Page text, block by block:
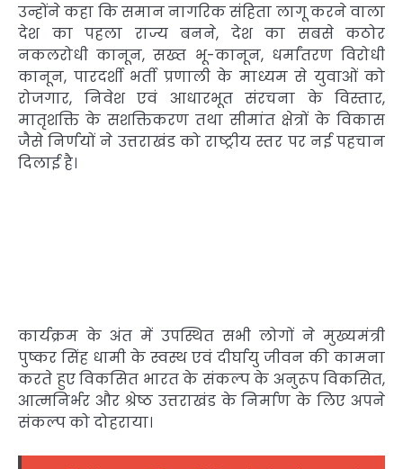
उन्होंने कहा कि समान नागरिक संहिता लागू करने वाला
देश का पहला राज्य बनने, देश का सबसे कठोर
नकलरोधी कानून, सख्त भू-कानून, धर्मांतरण विरोधी
कानून, पारदर्शी भर्ती प्रणाली के माध्यम से युवाओं को
रोजगार, निवेश एवं आधारभूत संरचना के विस्तार,
मातृशक्ति के सशक्तिकरण तथा सीमांत क्षेत्रों के विकास
जैसे निर्णयों ने उत्तराखंड को राष्ट्रीय स्तर पर नई पहचान
दिलाई है।
कार्यक्रम के अंत में उपस्थित सभी लोगों ने मुख्यमंत्री
पुष्कर सिंह धामी के स्वस्थ एवं दीर्घायु जीवन की कामना
करते हुए विकसित भारत के संकल्प के अनुरूप विकसित,
आत्मनिर्भर और श्रेष्ठ उत्तराखंड के निर्माण के लिए अपने
संकल्प को दोहराया।